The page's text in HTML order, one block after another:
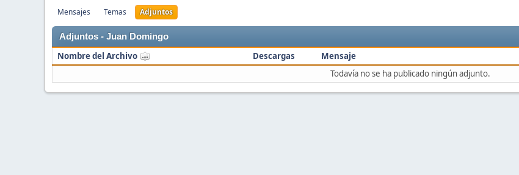
Mensajes Temas Adjuntos
Adjuntos - Juan Domingo
Nombre del Archivo Descargas Mensaje
Todavía no se ha publicado ningún adjunto.